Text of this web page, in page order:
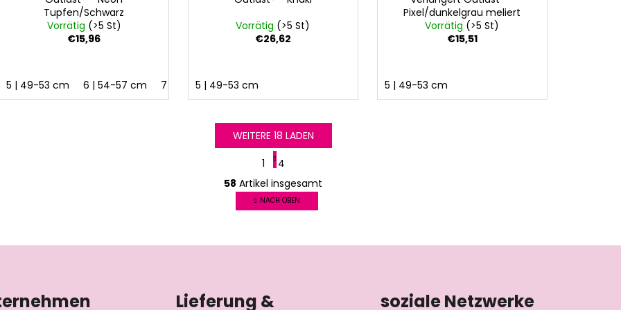
Tupfen/Schwarz
Vorrätig (>5 St)
€15,96
5 | 49-53 cm 6 | 54-57 cm 7 | 58-62 cm
Vorrätig (>5 St)
€26,62
5 | 49-53 cm
Pixel/dunkelgrau meliert
Vorrätig (>5 St)
€15,51
5 | 49-53 cm
S
t
e
r
WEITERE 18 LADEN
P
a
g
i
n
r
1
4
58 Artikel insgesamt
NACH OBEN
Lieferung & soziale Netzwerke